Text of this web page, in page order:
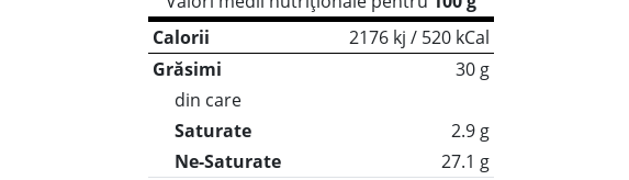
Calorii
2176 kj / 520 kCal
Grăsimi
30 g
din care
Saturate
2.9 g
Ne-Saturate
27.1 g